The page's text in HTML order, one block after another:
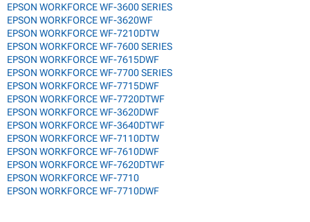
EPSON WORKFORCE WF-3600 SERIES
EPSON WORKFORCE WF-3620WF
EPSON WORKFORCE WF-7210DTW
EPSON WORKFORCE WF-7600 SERIES
EPSON WORKFORCE WF-7615DWF
EPSON WORKFORCE WF-7700 SERIES
EPSON WORKFORCE WF-7715DWF
EPSON WORKFORCE WF-7720DTWF
EPSON WORKFORCE WF-3620DWF
EPSON WORKFORCE WF-3640DTWF
EPSON WORKFORCE WF-7110DTW
EPSON WORKFORCE WF-7610DWF
EPSON WORKFORCE WF-7620DTWF
EPSON WORKFORCE WF-7710
EPSON WORKFORCE WF-7710DWF